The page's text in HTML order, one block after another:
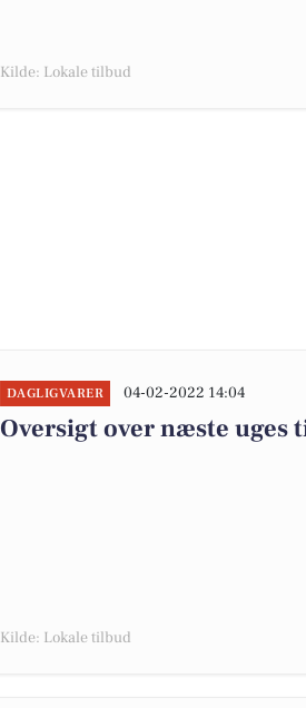
Kilde: Lokale tilbud
DAGLIGVARER 04-02-2022 14:04
Oversigt over næste uges
Kilde: Lokale tilbud